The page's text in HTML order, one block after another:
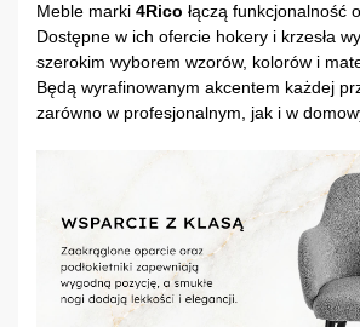
Meble marki 4Rico łączą funkcjonalność
Dostępne w ich ofercie hokery i krzesła
szerokim wyborem wzorów, kolorów i
Będą wyrafinowanym akcentem każdej
zarówno w profesjonalnym, jak i w